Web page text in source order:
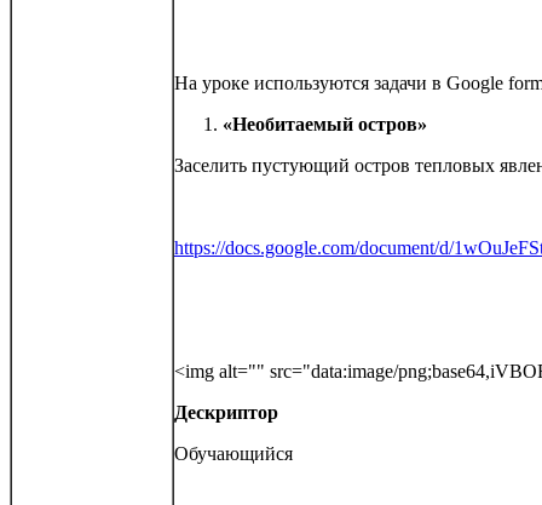
На уроке используются задачи в Google
«Необитаемый остров»
Заселить пустующий остров тепловых
https://docs.google.com/document/d/
<img alt=""
Дескриптор
Обучающийся